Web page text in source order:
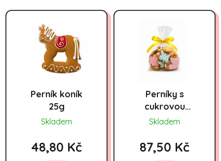
Perník koník
25g
Skladem
48,80 Kč
Perníky s
cukrovou
polevou mix
Skladem
87,50 Kč